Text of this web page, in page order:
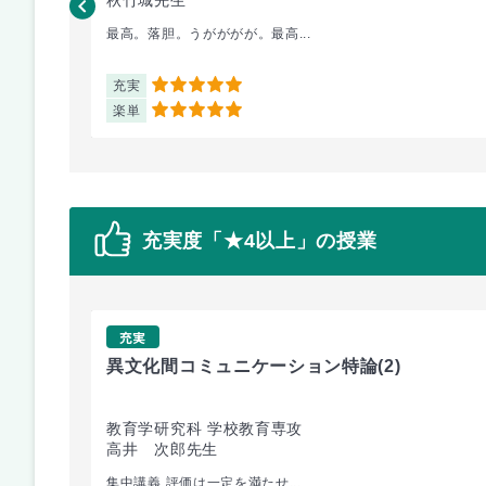
最高。落胆。うがががが。最高...
充実 5
楽単 5
充実度「★4以上」の授業
充実
異文化間コミュニケーション特論(2)
教育学研究科 学校教育専攻
高井 次郎先生
集中講義 評価は一定を満たせ...